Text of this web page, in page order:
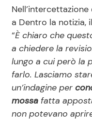
a Dentro la notizia,
“È chiaro che
a chiedere la
lungo a cui però la
farlo. Lasciamo
un’indagine per
mossa fatta
non potevano